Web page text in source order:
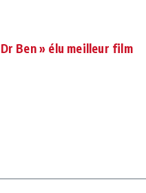
Ben » élu meilleur film